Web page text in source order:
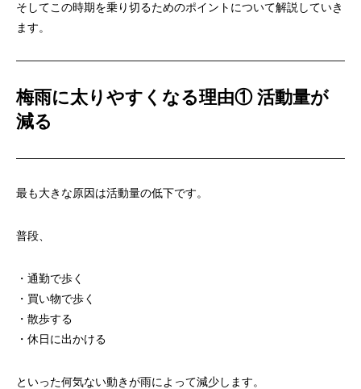
そしてこの時期を乗り切るためのポイントについて解説していき
ます。
梅雨に太りやすくなる理由① 活動量が
減る
最も大きな原因は活動量の低下です。
普段、
・通勤で歩く
・買い物で歩く
・散歩する
・休日に出かける
といった何気ない動きが雨によって減少します。